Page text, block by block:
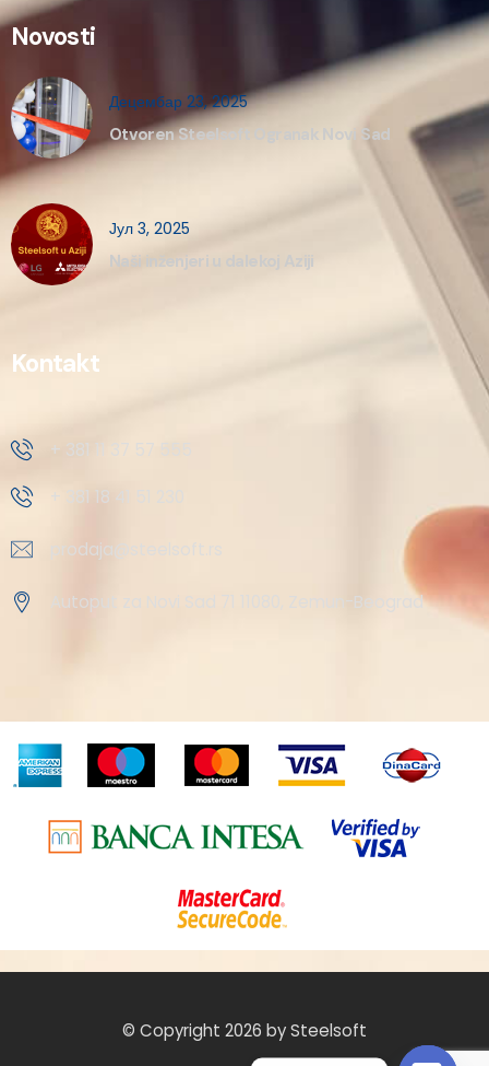
Novosti
Децембар 23, 2025
Otvoren Steelsoft Ogranak Novi Sad
Јул 3, 2025
Naši inženjeri u dalekoj Aziji
Kontakt
+ 381 11 37 57 555
+ 381 18 41 51 230
prodaja@steelsoft.rs
Autoput za Novi Sad 71 11080, Zemun-Beograd
© Copyright 2026 by Steelsoft